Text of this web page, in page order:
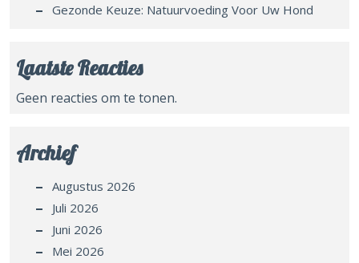
Gezonde Keuze: Natuurvoeding Voor Uw Hond
Laatste Reacties
Geen reacties om te tonen.
Archief
Augustus 2026
Juli 2026
Juni 2026
Mei 2026